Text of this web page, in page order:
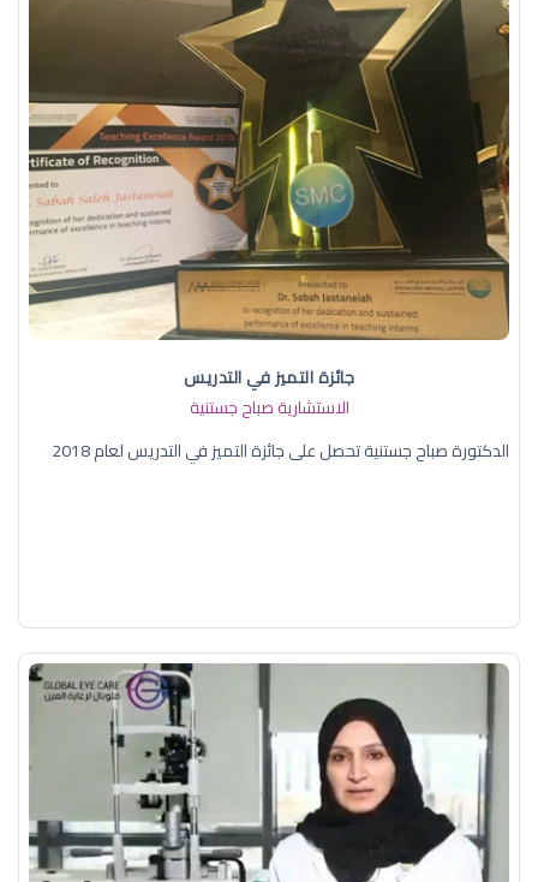
جائزة التميز في التدريس
الاستشارية صباح جستنية
الدكتورة صباح جستنية تحصل على جائزة التميز في التدريس لعام 2018